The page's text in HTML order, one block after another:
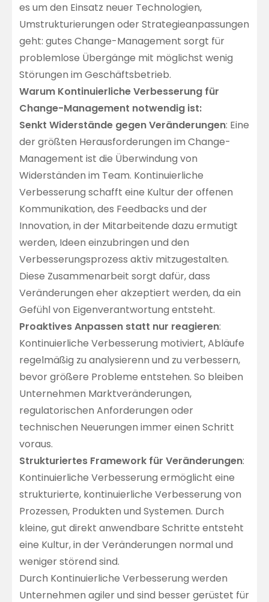
es um den Einsatz neuer Technologien,
Umstrukturierungen oder Strategieanpassungen
geht: gutes Change-Management sorgt für
problemlose Übergänge mit möglichst wenig
Störungen im Geschäftsbetrieb.
Warum Kontinuierliche Verbesserung für
Change-Management notwendig ist:
Senkt Widerstände gegen Veränderungen: Eine
der größten Herausforderungen im Change-
Management ist die Überwindung von
Widerständen im Team. Kontinuierliche
Verbesserung schafft eine Kultur der offenen
Kommunikation, des Feedbacks und der
Innovation, in der Mitarbeitende dazu ermutigt
werden, Ideen einzubringen und den
Verbesserungsprozess aktiv mitzugestalten.
Diese Zusammenarbeit sorgt dafür, dass
Veränderungen eher akzeptiert werden, da ein
Gefühl von Eigenverantwortung entsteht.
Proaktives Anpassen statt nur reagieren:
Kontinuierliche Verbesserung motiviert, Abläufe
regelmäßig zu analysierenn und zu verbessern,
bevor größere Probleme entstehen. So bleiben
Unternehmen Marktveränderungen,
regulatorischen Anforderungen oder
technischen Neuerungen immer einen Schritt
voraus.
Strukturiertes Framework für Veränderungen:
Kontinuierliche Verbesserung ermöglicht eine
strukturierte, kontinuierliche Verbesserung von
Prozessen, Produkten und Systemen. Durch
kleine, gut direkt anwendbare Schritte entsteht
eine Kultur, in der Veränderungen normal und
weniger störend sind.
Durch Kontinuierliche Verbesserung werden
Unternehmen agiler und sind besser gerüstet für